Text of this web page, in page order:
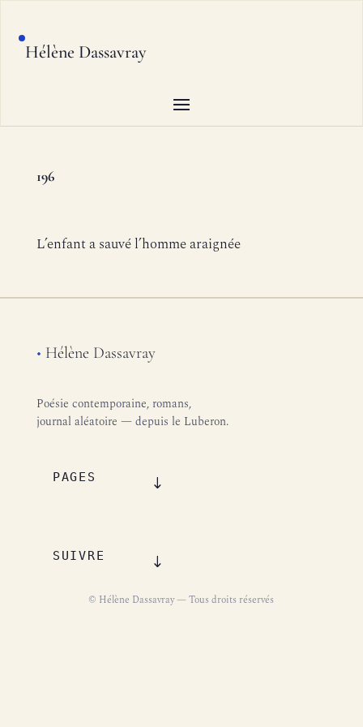
Hélène Dassavray
196
L’enfant a sauvé l’homme araignée
• Hélène Dassavray
Poésie contemporaine, romans,
journal aléatoire — depuis le Luberon.
PAGES
SUIVRE
© Hélène Dassavray — Tous droits réservés